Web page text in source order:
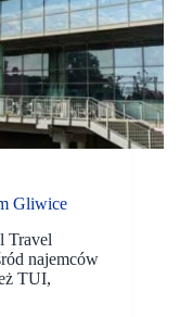
Gliwice
Travel
najemców
TUI,